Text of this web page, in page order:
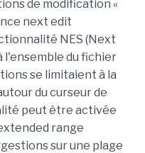
de modification «
next edit
NES (Next
l'ensemble du fichier
se limitaient à la
du curseur de
peut être activée
range
sur une plage